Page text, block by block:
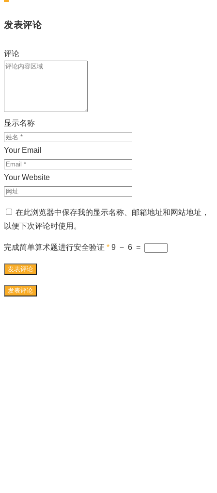
发表评论
评论
显示名称
Your Email
Your Website
在此浏览器中保存我的显示名称、邮箱地址和网站地址，
以便下次评论时使用。
完成简单算术题进行安全验证 * 9 − 6 =